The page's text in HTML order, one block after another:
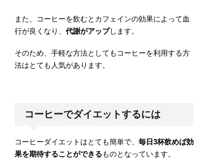
また、コーヒーを飲むとカフェインの効果によって血
行が良くなり、 代謝がアップします。
そのため、手軽な方法としてもコーヒーを利用する方
法はとても人気があります。
コーヒーでダイエットするには
コーヒーダイエットはとても簡単で、 毎日3杯飲めば効
果を期待することができるものとなっています。